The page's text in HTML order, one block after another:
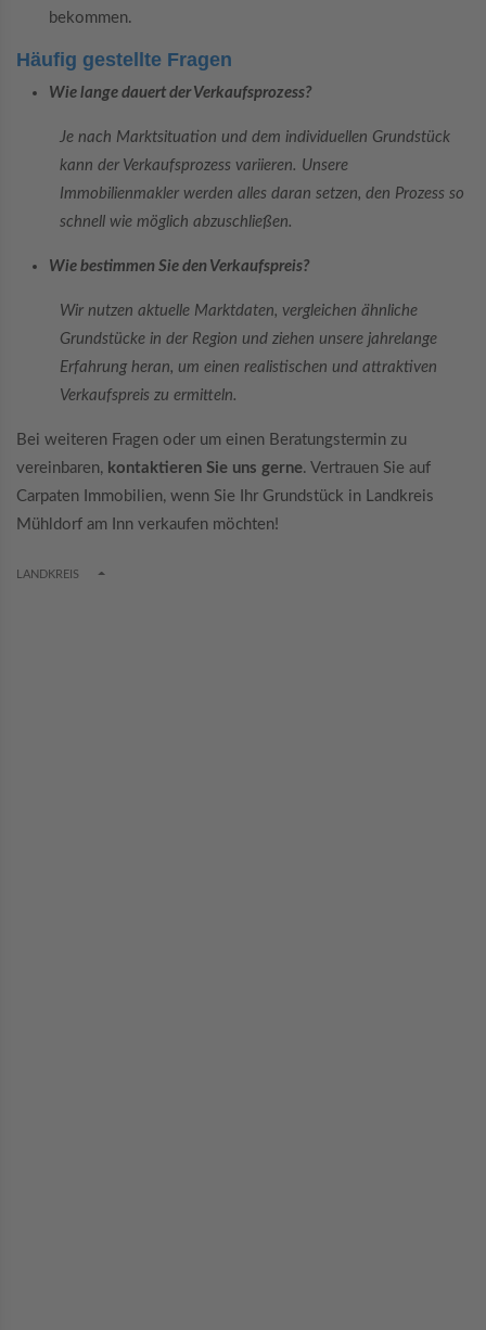
bekommen.
Häufig gestellte Fragen
Wie lange dauert der Verkaufsprozess?
Je nach Marktsituation und dem individuellen Grundstück
kann der Verkaufsprozess variieren. Unsere
Immobilienmakler werden alles daran setzen, den Prozess so
schnell wie möglich abzuschließen.
Wie bestimmen Sie den Verkaufspreis?
Wir nutzen aktuelle Marktdaten, vergleichen ähnliche
Grundstücke in der Region und ziehen unsere jahrelange
Erfahrung heran, um einen realistischen und attraktiven
Verkaufspreis zu ermitteln.
Bei weiteren Fragen oder um einen Beratungstermin zu
vereinbaren, kontaktieren Sie uns gerne. Vertrauen Sie auf
Carpaten Immobilien, wenn Sie Ihr Grundstück in Landkreis
Mühldorf am Inn verkaufen möchten!
LANDKREIS TOGGLE DROPDOWN